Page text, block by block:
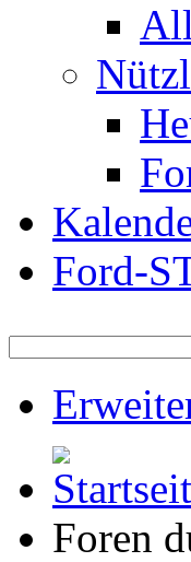
Ford-
Foren